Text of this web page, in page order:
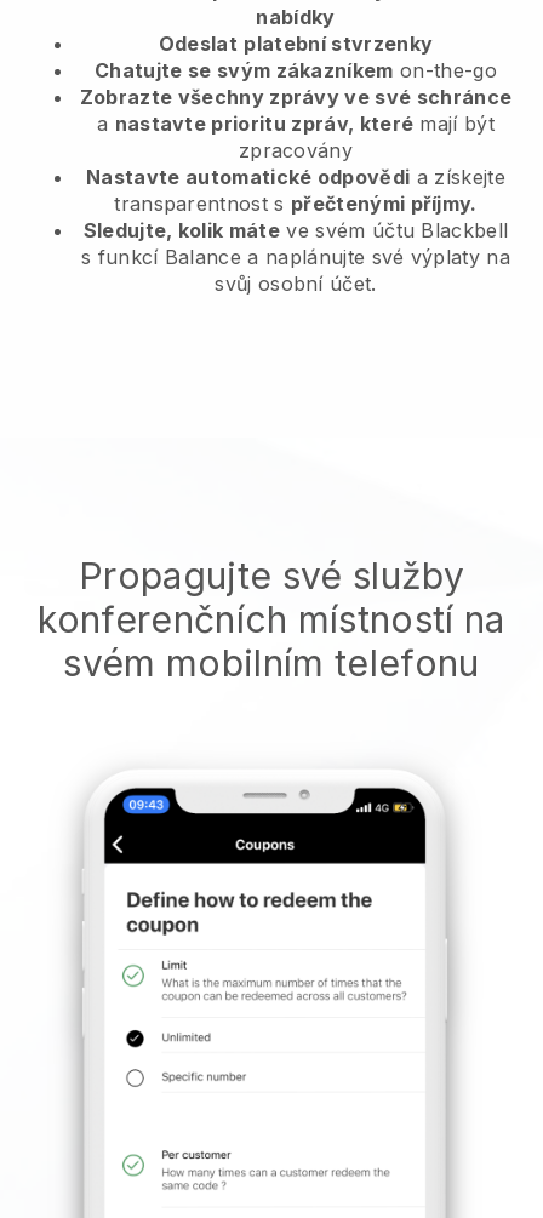
nabídky
Odeslat platební stvrzenky
Chatujte se svým zákazníkem on-the-go
Zobrazte všechny zprávy ve své schránce
a nastavte prioritu zpráv, které mají být
zpracovány
Nastavte automatické odpovědi a získejte
transparentnost s přečtenými příjmy.
Sledujte, kolik máte ve svém účtu Blackbell
s funkcí Balance a naplánujte své výplaty na
svůj osobní účet.
Propagujte své služby
konferenčních místností na
svém mobilním telefonu